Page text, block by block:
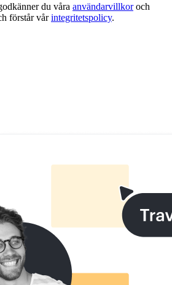
du våra användarvillkoroch
förstår vårintegritetspolicy.